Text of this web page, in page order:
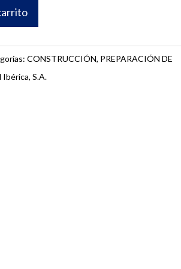
CONSTRUCCIÓN, PREPARACIÓN DE
Ibérica, S.A.